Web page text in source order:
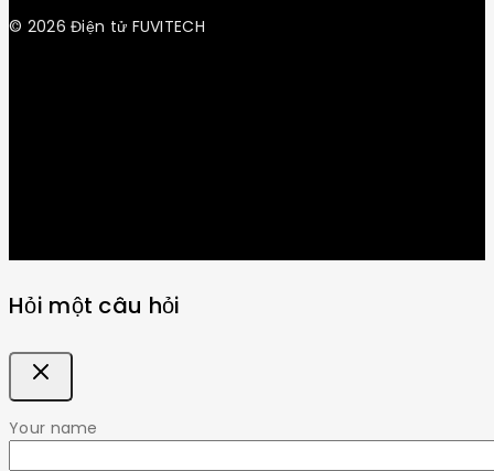
© 2026 Điện tử FUVITECH
Hỏi một câu hỏi
Your name